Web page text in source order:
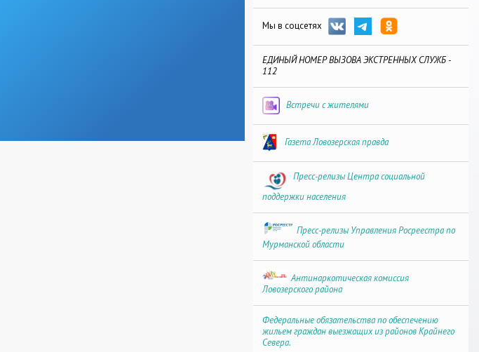
Мы в соцсетях
ЕДИНЫЙ НОМЕР ВЫЗОВА ЭКСТРЕННЫХ СЛУЖБ -
112
Встречи с жителями
Газета Ловозерская правда
Пресс-релизы Центра социальной
поддержки населения
Пресс-релизы Управления Росреестра по
Мурманской области
Антинаркотическая комиссия
Ловозерского района
Федеральные обязательства по обеспечению
жильем граждан выезжащих из районов Крайнего
Севера.